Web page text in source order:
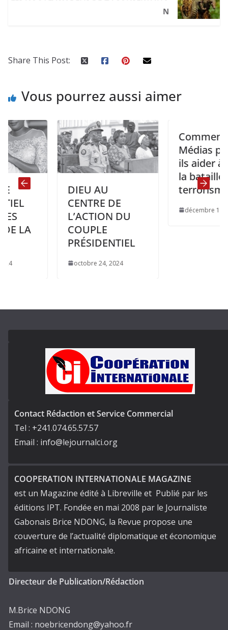
N
Share This Post:
Vous pourrez aussi aimer
DIEU AU
CENTRE DE
L’ACTION DU
COUPLE
PRÉSIDENTIEL
octobre 24, 2024
Comment les
Médias peuvent-
ils aider à gagner
la bataille du
terrorisme.
décembre 1, 2024
Contact Rédaction et Service Commercial
Tel : +241.074.65.57.57
Email : info@lejournalci.org
COOPERATION INTERNATIONALE MAGAZINE
est un Magazine édité à Libreville et Publié par les
éditions IPT. Fondée en mai 2008 par le Journaliste
Gabonais Brice NDONG, la Revue propose une
couverture de l’actualité diplomatique et économique
africaine et internationale.
Directeur de Publication/Rédaction
M.Brice NDONG
Email : noebricendong@yahoo.fr